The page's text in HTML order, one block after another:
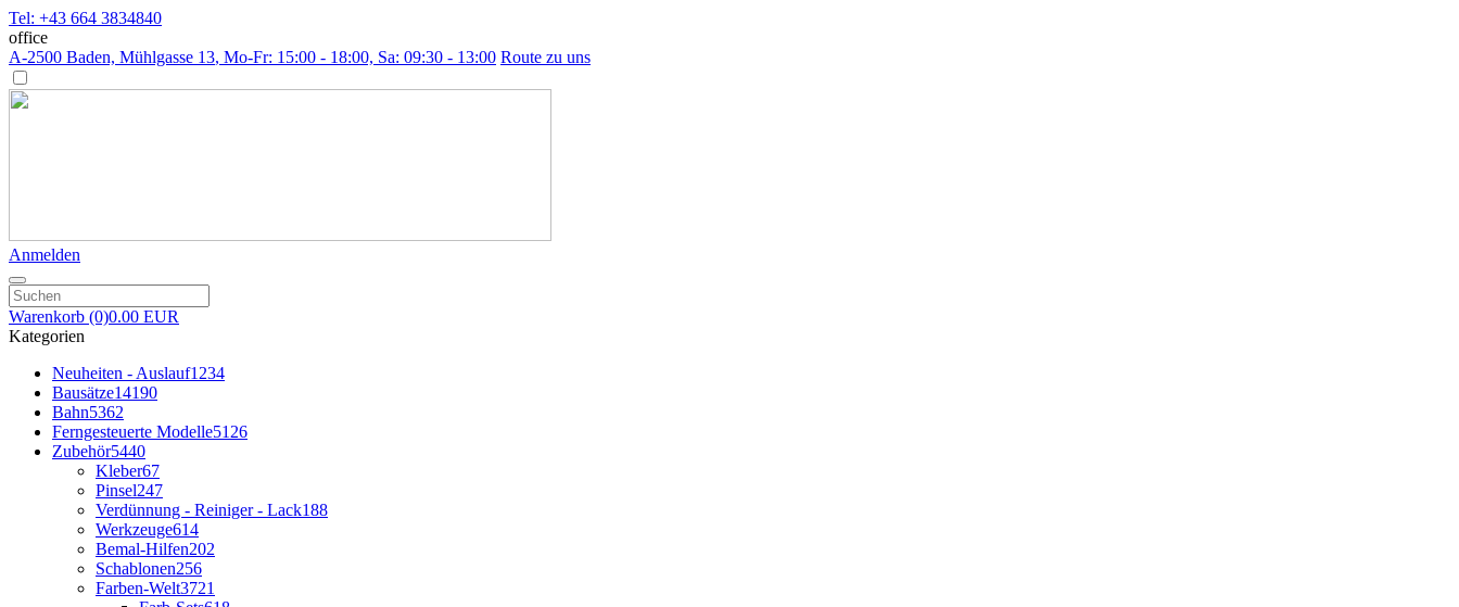
Tel: +43 664 3834840
office
A-2500 Baden, Mühlgasse 13, Mo-Fr: 15:00 - 18:00, Sa: 09:30 - 13:00 Route zu uns
Anmelden
Warenkorb (0)0.00 EUR
Kategorien
Neuheiten - Auslauf1234
Bausätze14190
Bahn5362
Ferngesteuerte Modelle5126
Zubehör5440
Kleber67
Pinsel247
Verdünnung - Reiniger - Lack188
Werkzeuge614
Bemal-Hilfen202
Schablonen256
Farben-Welt3721